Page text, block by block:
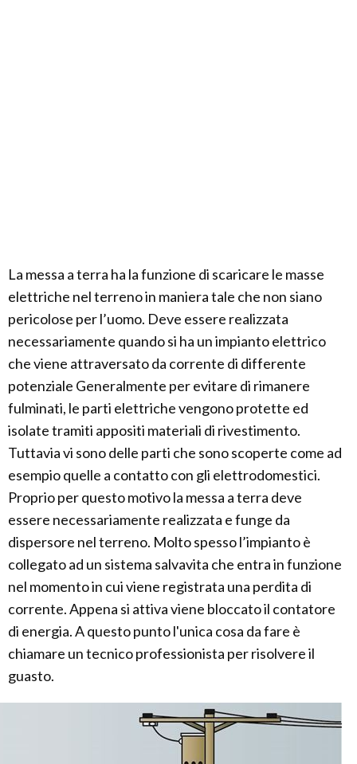
La messa a terra ha la funzione di scaricare le masse
elettriche nel terreno in maniera tale che non siano
pericolose per l’uomo. Deve essere realizzata
necessariamente quando si ha un impianto elettrico
che viene attraversato da corrente di differente
potenziale Generalmente per evitare di rimanere
fulminati, le parti elettriche vengono protette ed
isolate tramiti appositi materiali di rivestimento.
Tuttavia vi sono delle parti che sono scoperte come ad
esempio quelle a contatto con gli elettrodomestici.
Proprio per questo motivo la messa a terra deve
essere necessariamente realizzata e funge da
dispersore nel terreno. Molto spesso l’impianto è
collegato ad un sistema salvavita che entra in funzione
nel momento in cui viene registrata una perdita di
corrente. Appena si attiva viene bloccato il contatore
di energia. A questo punto l'unica cosa da fare è
chiamare un tecnico professionista per risolvere il
guasto.